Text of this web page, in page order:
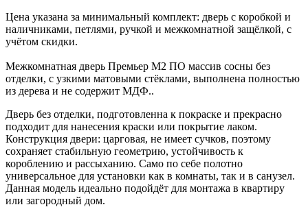
Цена указана за минимальный комплект: дверь с коробкой и
наличниками, петлями, ручкой и межкомнатной защёлкой, с
учётом скидки.
Межкомнатная дверь Премьер М2 ПО массив сосны без
отделки, с узкими матовыми стёклами, выполнена полностью
из дерева и не содержит МДФ..
Дверь без отделки, подготовленна к покраске и прекрасно
подходит для нанесения краски или покрытие лаком.
Конструкция двери: царговая, не имеет сучков, поэтому
сохраняет стабильную геометрию, устойчивость к
короблению и рассыханию. Само по себе полотно
универсальное для установки как в комнаты, так и в санузел.
Данная модель идеально подойдёт для монтажа в квартиру
или загородный дом.